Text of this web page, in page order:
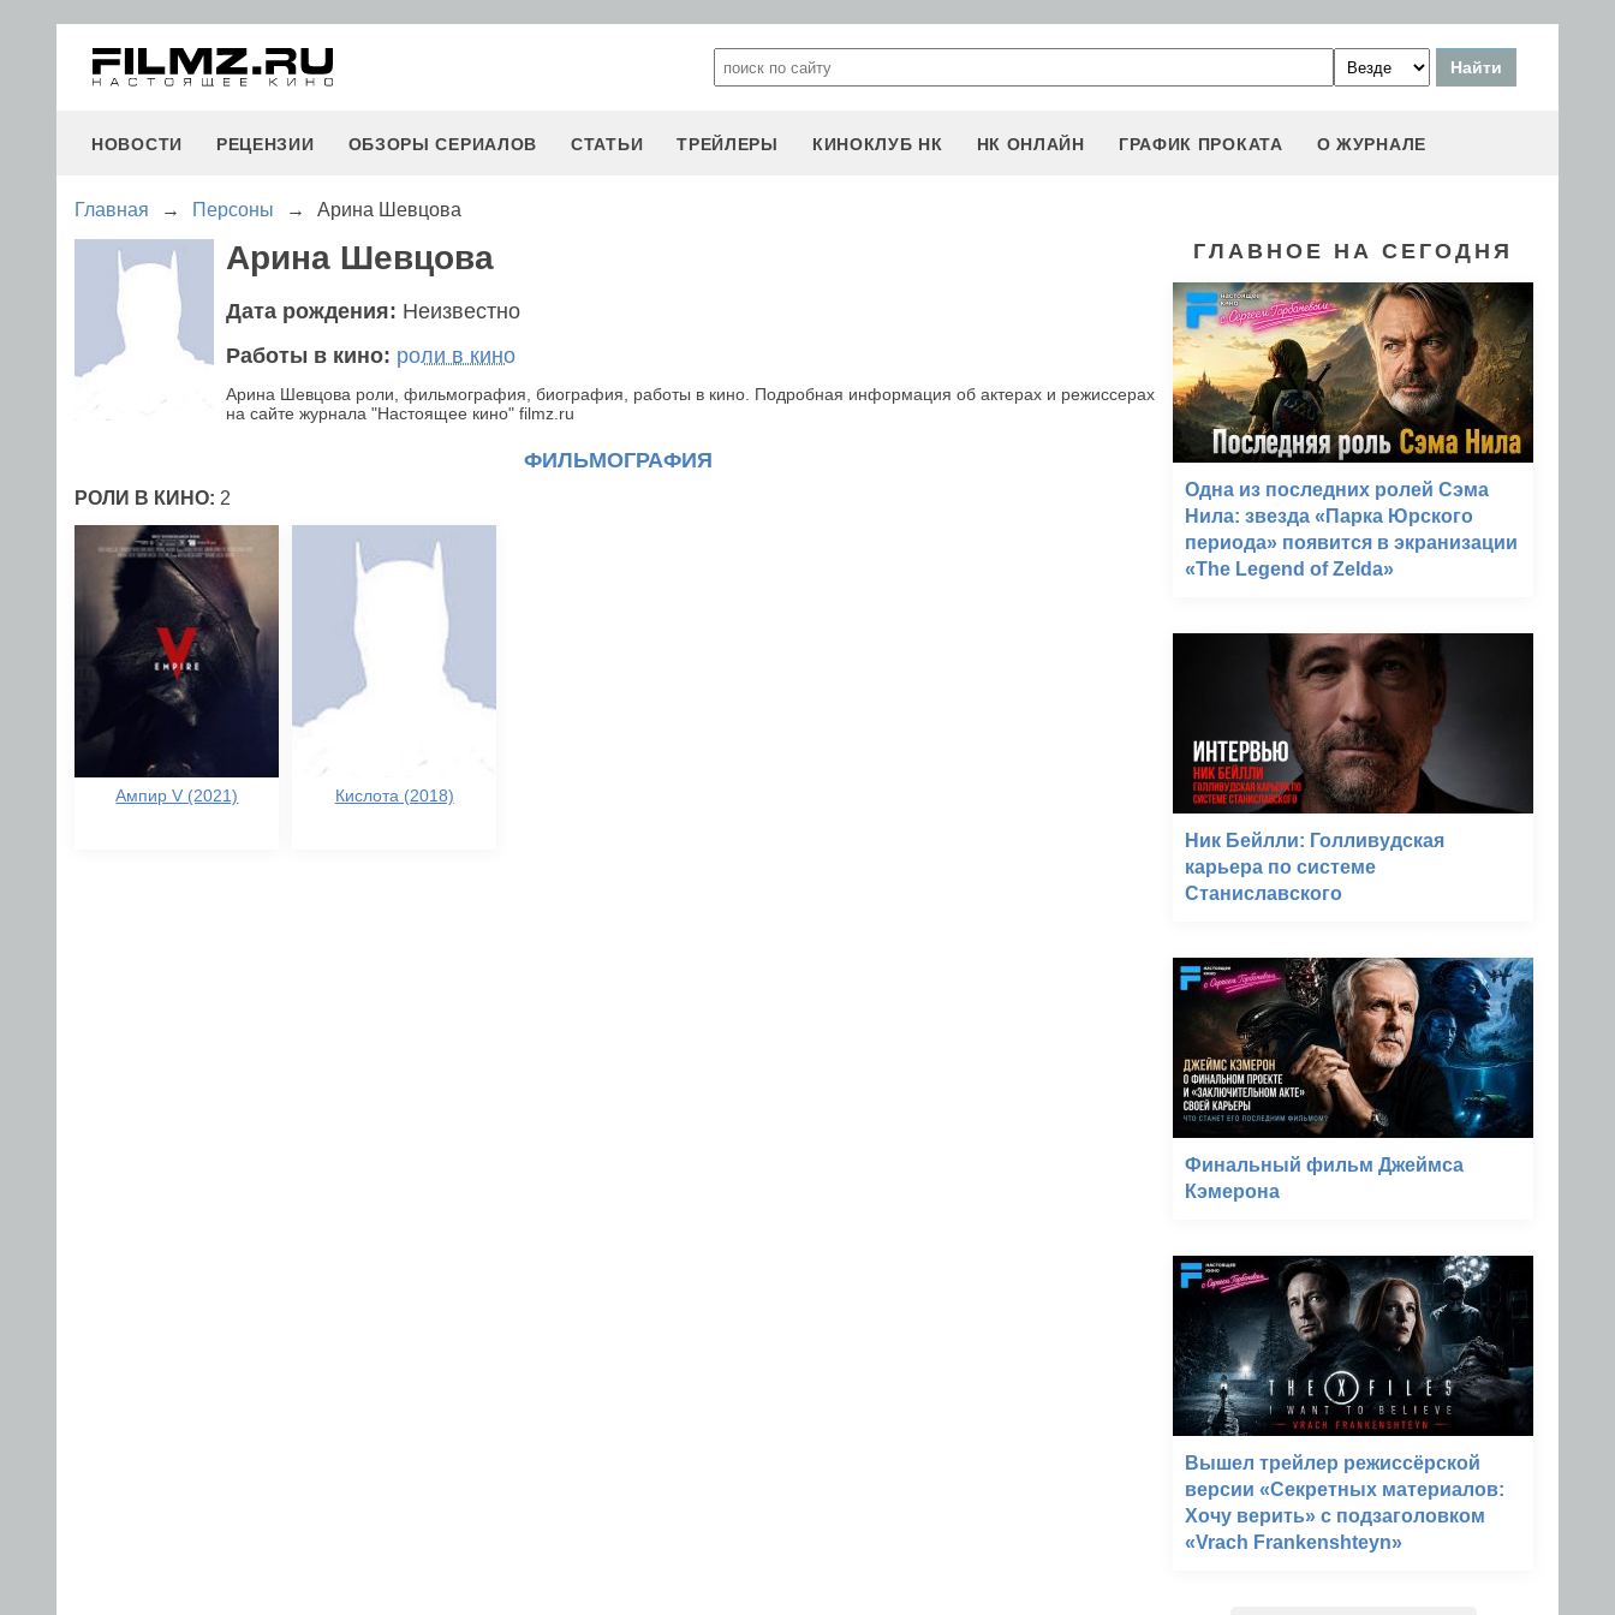
НОВОСТИ РЕЦЕНЗИИ ОБЗОРЫ СЕРИАЛОВ СТАТЬИ ТРЕЙЛЕРЫ КИНОКЛУБ НК НК ОНЛАЙН ГРАФИК ПРОКАТА О ЖУРНАЛЕ
Главная → Персоны → Арина Шевцова
Арина Шевцова
Дата рождения: Неизвестно
Работы в кино: роли в кино
Арина Шевцова роли, фильмография, биография, работы в кино. Подробная информация об актерах и режиссерах
на сайте журнала "Настоящее кино" filmz.ru
ФИЛЬМОГРАФИЯ
РОЛИ В КИНО: 2
Ампир V (2021) Кислота (2018)
ГЛАВНОЕ НА СЕГОДНЯ
Одна из последних ролей Сэма
Нила: звезда «Парка Юрского
периода» появится в экранизации
«The Legend of Zelda»
Ник Бейлли: Голливудская
карьера по системе
Станиславского
Финальный фильм Джеймса
Кэмерона
Вышел трейлер режиссёрской
версии «Секретных материалов:
Хочу верить» с подзаголовком
«Vrach Frankenshteyn»